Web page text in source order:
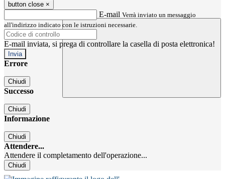
button close ×
E-mail Verrà inviato un messaggio
all'indirizzo indicato con le istruzioni necessarie.
E-mail inviata, si prega di controllare la casella di posta elettronica!
Errore
Chiudi
Successo
Chiudi
Informazione
Chiudi
Attendere...
Attendere il completamento dell'operazione...
Chiudi